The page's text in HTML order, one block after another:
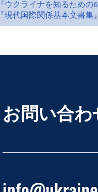
『ウクライナを知るための
『現代国際関係基本文書集
お問い合わ